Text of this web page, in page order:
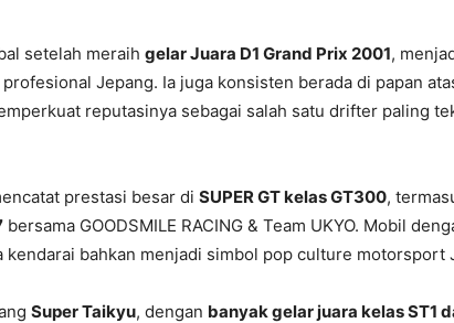
setelah meraih gelar Juara D1 Grand Prix 2001,
Jepang. Ia juga konsisten berada di papan
reputasinya sebagai salah satu drifter paling
prestasi besar di SUPER GT kelas GT300,
bersama GOODSMILE RACING & Team UKYO. Mobil
kendarai bahkan menjadi simbol pop culture motorsport
Super Taikyu, dengan banyak gelar juara kelas ST1